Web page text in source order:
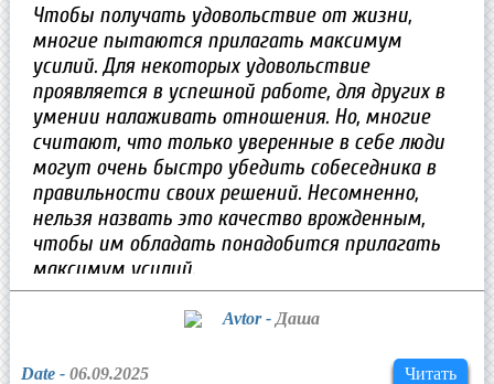
Чтобы получать удовольствие от жизни,
многие пытаются прилагать максимум
усилий. Для некоторых удовольствие
проявляется в успешной работе, для других в
умении налаживать отношения. Но, многие
считают, что только уверенные в себе люди
могут очень быстро убедить собеседника в
правильности своих решений. Несомненно,
нельзя назвать это качество врожденным,
чтобы им обладать понадобится прилагать
максимум усилий.
Avtor - Даша
Date - 06.09.2025 Читать